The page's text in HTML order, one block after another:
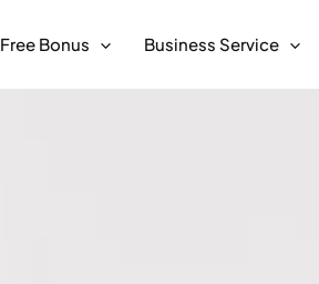
Free Bonus Business Service